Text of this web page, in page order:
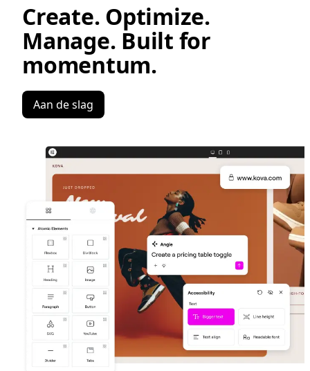
Create. Optimize.
Manage. Built for
momentum.
Aan de slag